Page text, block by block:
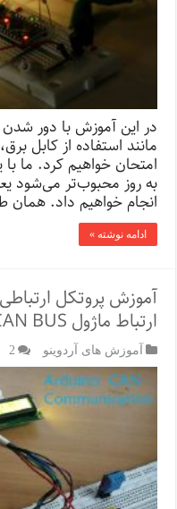
در این آموزش با دور شدن
امتحان خواهیم کرد. ما
به روز محبوب‌تر می‌شود
انجام خواهیم داد.
ادامه نوشته »
ارتباط ماژول MCP2515 CAN BUS با بورد آردوینو
آموزش های آردوینو 2